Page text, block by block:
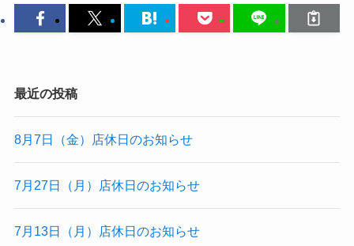
最近の投稿
8月7日（金）店休日のお知らせ
7月27日（月）店休日のお知らせ
7月13日（月）店休日のお知らせ